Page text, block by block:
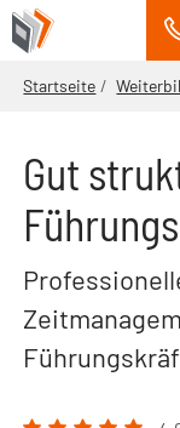
Startseite
Gut